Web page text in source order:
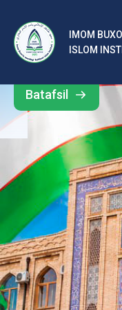
IMOM
ISLOM
b
al
ar
o‘
rt
a
si
d
Barcha
yangiliklar
Batafsil